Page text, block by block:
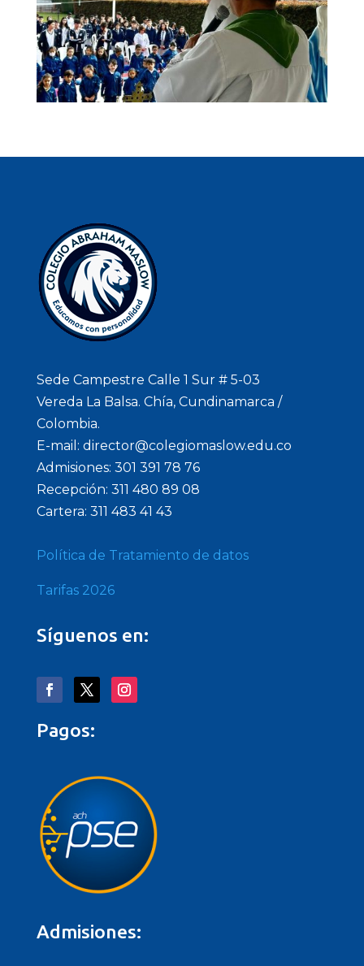
Sede Campestre Calle 1 Sur # 5-03
Vereda La Balsa. Chía, Cundinamarca /
Colombia.
E-mail: director@colegiomaslow.edu.co
Admisiones: 301 391 78 76
Recepción: 311 480 89 08
Cartera: 311 483 41 43
Política de Tratamiento de datos
Tarifas 2026
Síguenos en:
Pagos:
Admisiones: